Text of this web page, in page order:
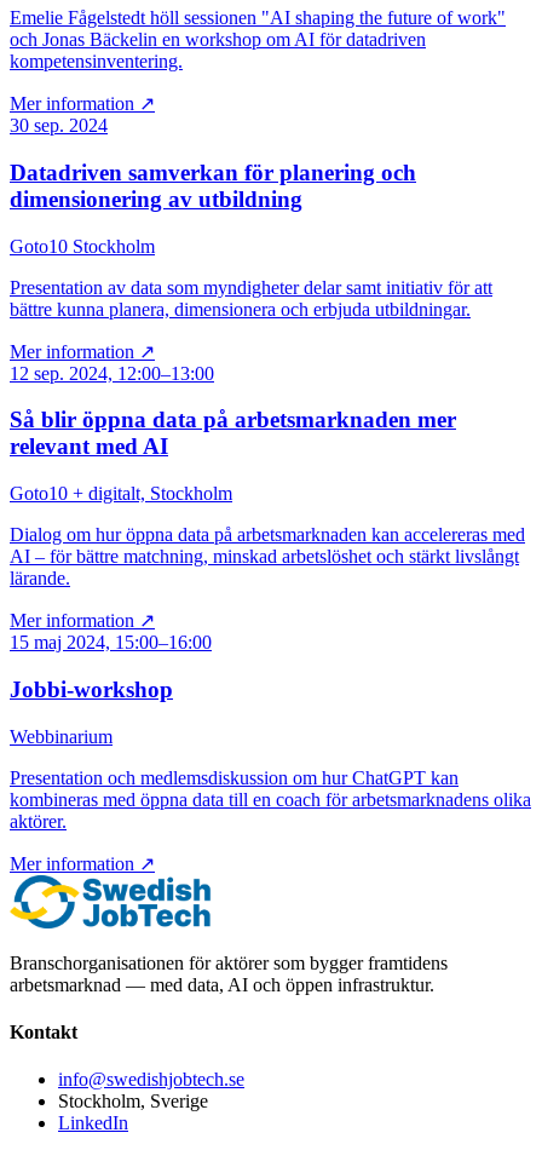
Emelie Fågelstedt höll sessionen "AI shaping the future of work"
och Jonas Bäckelin en workshop om AI för datadriven
kompetensinventering.
Mer information ↗
30 sep. 2024
Datadriven samverkan för planering och
dimensionering av utbildning
Goto10 Stockholm
Presentation av data som myndigheter delar samt initiativ för att
bättre kunna planera, dimensionera och erbjuda utbildningar.
Mer information ↗
12 sep. 2024, 12:00–13:00
Så blir öppna data på arbetsmarknaden mer
relevant med AI
Goto10 + digitalt, Stockholm
Dialog om hur öppna data på arbetsmarknaden kan accelereras med
AI – för bättre matchning, minskad arbetslöshet och stärkt livslångt
lärande.
Mer information ↗
15 maj 2024, 15:00–16:00
Jobbi-workshop
Webbinarium
Presentation och medlemsdiskussion om hur ChatGPT kan
kombineras med öppna data till en coach för arbetsmarknadens olika
aktörer.
Mer information ↗
Branschorganisationen för aktörer som bygger framtidens
arbetsmarknad — med data, AI och öppen infrastruktur.
Kontakt
info@swedishjobtech.se
Stockholm, Sverige
LinkedIn